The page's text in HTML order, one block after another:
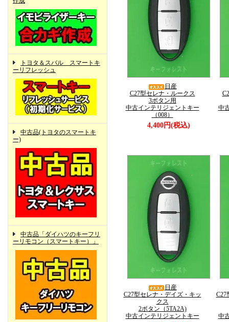
トヨタ＆スバル スマートキ
ーリフレッシュ
中古品(トヨタのスマートキ
ー)
中古品「ダイハツのキーフリ
ーリモコン（スマートキー）」
日産
C27型セレナ・ルークス
3ボタン用
中古インテリジェントキー
（008）
4,400円(税込)
中
日産
C27型セレナ・デイズ・キッ
クス
2ボタン（5TA2A)
中古インテリジェントキー
C27
中